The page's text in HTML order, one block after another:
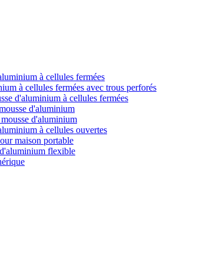
à cellules fermées
à cellules fermées avec trous perforés
d'aluminium à cellules fermées
d'aluminium
d'aluminium
à cellules ouvertes
maison portable
flexible